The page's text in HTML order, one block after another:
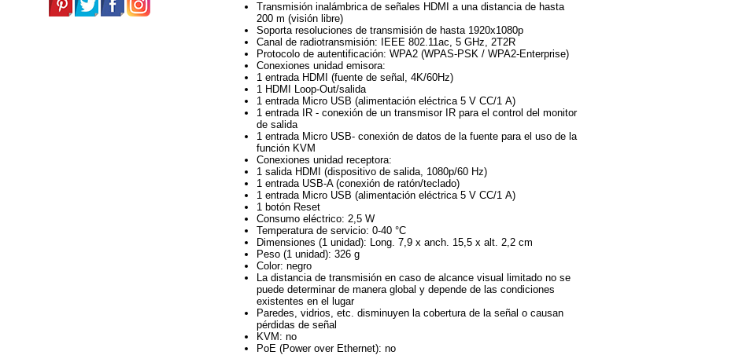
Transmisión inalámbrica de señales HDMI a una distancia de hasta
200 m (visión libre)
Soporta resoluciones de transmisión de hasta 1920x1080p
Canal de radiotransmisión: IEEE 802.11ac, 5 GHz, 2T2R
Protocolo de autentificación: WPA2 (WPAS-PSK / WPA2-Enterprise)
Conexiones unidad emisora:
1 entrada HDMI (fuente de señal, 4K/60Hz)
1 HDMI Loop-Out/salida
1 entrada Micro USB (alimentación eléctrica 5 V CC/1 A)
1 entrada IR - conexión de un transmisor IR para el control del monitor
de salida
1 entrada Micro USB- conexión de datos de la fuente para el uso de la
función KVM
Conexiones unidad receptora:
1 salida HDMI (dispositivo de salida, 1080p/60 Hz)
1 entrada USB-A (conexión de ratón/teclado)
1 entrada Micro USB (alimentación eléctrica 5 V CC/1 A)
1 botón Reset
Consumo eléctrico: 2,5 W
Temperatura de servicio: 0-40 °C
Dimensiones (1 unidad): Long. 7,9 x anch. 15,5 x alt. 2,2 cm
Peso (1 unidad): 326 g
Color: negro
La distancia de transmisión en caso de alcance visual limitado no se
puede determinar de manera global y depende de las condiciones
existentes en el lugar
Paredes, vidrios, etc. disminuyen la cobertura de la señal o causan
pérdidas de señal
KVM: no
PoE (Power over Ethernet): no